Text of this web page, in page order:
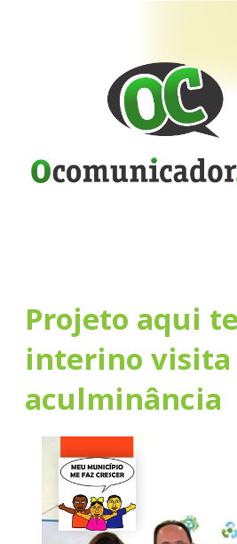
Projeto aqui
interino visita
aculminância